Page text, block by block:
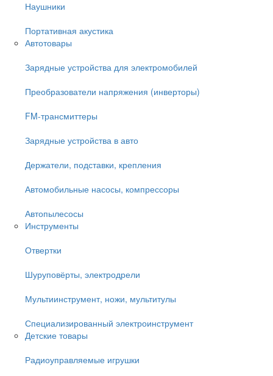
Наушники
Портативная акустика
Автотовары
Зарядные устройства для электромобилей
Преобразователи напряжения (инверторы)
FM-трансмиттеры
Зарядные устройства в авто
Держатели, подставки, крепления
Автомобильные насосы, компрессоры
Автопылесосы
Инструменты
Отвертки
Шуруповёрты, электродрели
Мультиинструмент, ножи, мультитулы
Специализированный электроинструмент
Детские товары
Радиоуправляемые игрушки